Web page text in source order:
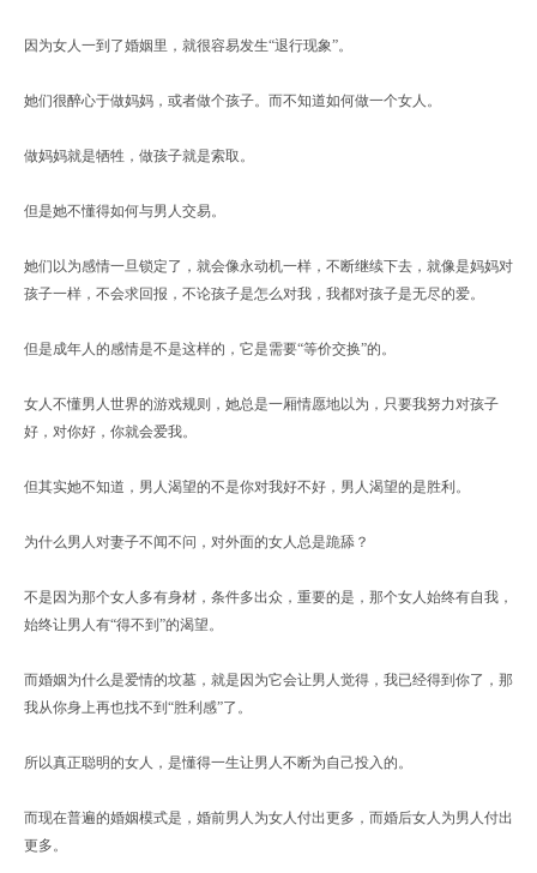
因为女人一到了婚姻里，就很容易发生“退行现象”。
她们很醉心于做妈妈，或者做个孩子。而不知道如何做一个女人。
做妈妈就是牺牲，做孩子就是索取。
但是她不懂得如何与男人交易。
她们以为感情一旦锁定了，就会像永动机一样，不断继续下去，就像是妈妈对
孩子一样，不会求回报，不论孩子是怎么对我，我都对孩子是无尽的爱。
但是成年人的感情是不是这样的，它是需要“等价交换”的。
女人不懂男人世界的游戏规则，她总是一厢情愿地以为，只要我努力对孩子
好，对你好，你就会爱我。
但其实她不知道，男人渴望的不是你对我好不好，男人渴望的是胜利。
为什么男人对妻子不闻不问，对外面的女人总是跪舔？
不是因为那个女人多有身材，条件多出众，重要的是，那个女人始终有自我，
始终让男人有“得不到”的渴望。
而婚姻为什么是爱情的坟墓，就是因为它会让男人觉得，我已经得到你了，那
我从你身上再也找不到“胜利感”了。
所以真正聪明的女人，是懂得一生让男人不断为自己投入的。
而现在普遍的婚姻模式是，婚前男人为女人付出更多，而婚后女人为男人付出
更多。